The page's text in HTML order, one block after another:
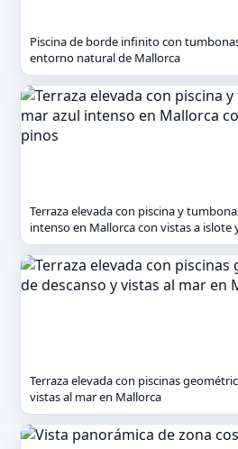
Piscina de borde infinito con
entorno natural de Mallorca
Terraza elevada con piscina y
intenso en Mallorca con vistas a islote
Terraza elevada con piscinas
vistas al mar en Mallorca